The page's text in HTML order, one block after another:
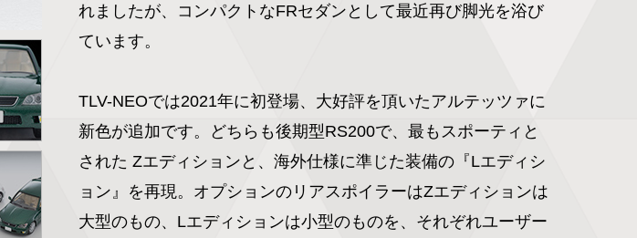
れましたが、コンパクトなFRセダンとして最近再び脚光を浴び
ています。
TLV-NEOでは2021年に初登場、大好評を頂いたアルテッツァに
新色が追加です。どちらも後期型RS200で、最もスポーティと
された Zエディションと、海外仕様に準じた装備の『Lエディシ
ョン』を再現。オプションのリアスポイラーはZエディションは
大型のもの、Lエディションは小型のものを、それぞれユーザー